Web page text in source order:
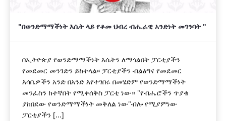
"በወንድማማችነት እሴት ላይ የቆመ ህብረ ብሔራዊ አንድነት መገንባት "
በኢትዮጵያ የወንድማማችነት እሴትን ለማጎልበት ፓርቲያችን
የመደመር መንገድን ይከተላል፡፡ ፓርቲያችን ብልፅግና የመደመር
እሳቤዎችን አንድ በአንድ እየተገበሩ በመሄድም የወንድማማችነት
መንፈስን ከተኛበት የሚቀሰቅስ ፓርቲ ነው። "የብሔሮችን ጥያቄ
ያከበደው የወንድማማችነት መቅለል ነው"ብሎ የሚያምነው
ፓርቲያችን [...]